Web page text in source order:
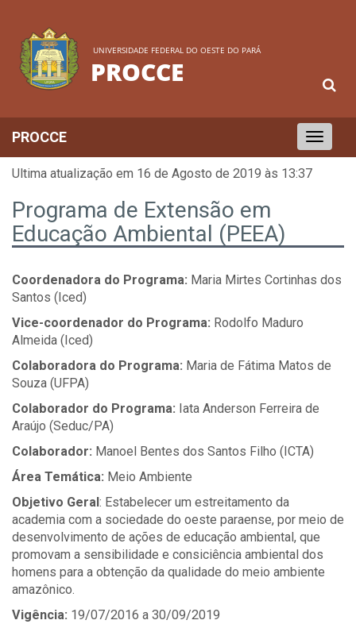
UNIVERSIDADE FEDERAL DO OESTE DO PARÁ
PROCCE
Toggle
navigation
PROCCE
Ultima atualização em 16 de Agosto de 2019 às 13:37
Programa de Extensão em
Educação Ambiental (PEEA)
Coordenadora do Programa: Maria Mirtes Cortinhas dos
Santos (Iced)
Vice-coordenador do Programa: Rodolfo Maduro
Almeida (Iced)
Colaboradora do Programa: Maria de Fátima Matos de
Souza (UFPA)
Colaborador do Programa: Iata Anderson Ferreira de
Araújo (Seduc/PA)
Colaborador: Manoel Bentes dos Santos Filho (ICTA)
Área Temática: Meio Ambiente
Objetivo Geral: Estabelecer um estreitamento da
academia com a sociedade do oeste paraense, por meio de
desenvolvimento de ações de educação ambiental, que
promovam a sensibilidade e consiciência ambiental dos
homens para a obtenção da qualidade do meio ambiente
amazônico.
Vigência: 19/07/2016 a 30/09/2019